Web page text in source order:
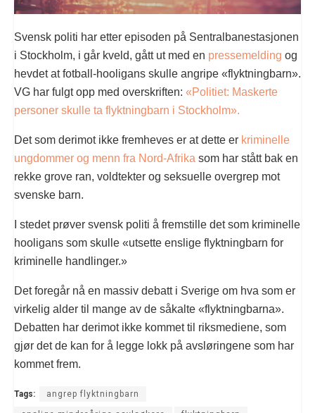
Svensk politi har etter episoden på Sentralbanestasjonen
i Stockholm, i går kveld, gått ut med en pressemelding og
hevdet at fotball-hooligans skulle angripe «flyktningbarn».
VG har fulgt opp med overskriften: «Politiet: Maskerte
personer skulle ta flyktningbarn i Stockholm».
Det som derimot ikke fremheves er at dette er kriminelle
ungdommer og menn fra Nord-Afrika som har stått bak en
rekke grove ran, voldtekter og seksuelle overgrep mot
svenske barn.
I stedet prøver svensk politi å fremstille det som kriminelle
hooligans som skulle «utsette enslige flyktningbarn for
kriminelle handlinger.»
Det foregår nå en massiv debatt i Sverige om hva som er
virkelig alder til mange av de såkalte «flyktningbarna».
Debatten har derimot ikke kommet til riksmediene, som
gjør det de kan for å legge lokk på avsløringene som har
kommet frem.
Tags: angrep flyktningbarn